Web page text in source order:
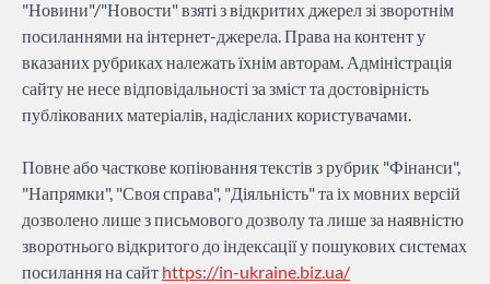
"Новини"/"Новости" взяті з відкритих джерел зі зворотнім
посиланнями на інтернет-джерела. Права на контент у
вказаних рубриках належать їхнім авторам. Адміністрація
сайту не несе відповідальності за зміст та достовірність
публікованих матеріалів, надісланих користувачами.
Повне або часткове копіювання текстів з рубрик "Фінанси",
"Напрямки", "Своя справа", "Діяльність" та іх мовних версій
дозволено лише з письмового дозволу та лише за наявністю
зворотнього відкритого до індексації у пошукових системах
посилання на сайт https://in-ukraine.biz.ua/